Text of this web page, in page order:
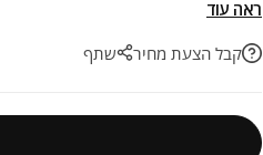
ראה עוד
קבל הצעת מחיר
שתף